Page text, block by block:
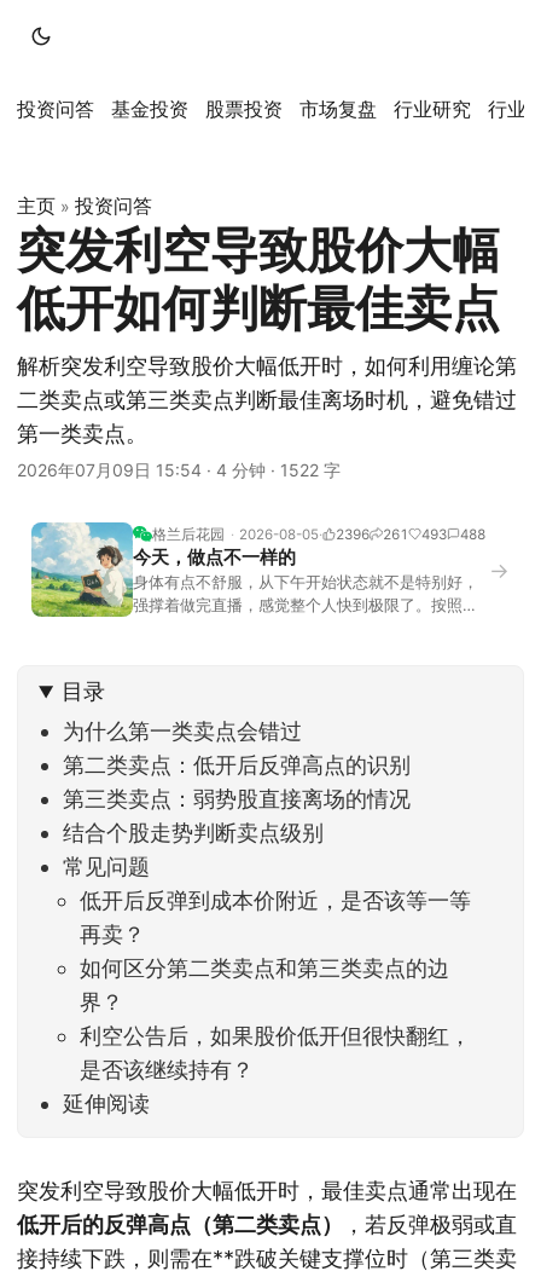
投资问答 基金投资 股票投资 市场复盘 行业研究 行业
主页 » 投资问答
突发利空导致股价大幅
低开如何判断最佳卖点
解析突发利空导致股价大幅低开时，如何利用缠论第
二类卖点或第三类卖点判断最佳离场时机，避免错过
第一类卖点。
2026年07月09日 15:54 · 4 分钟 · 1522 字
格兰后花园 2026-08-05 2396 261 493 488
今天，做点不一样的
身体有点不舒服，从下午开始状态就不是特别好，
强撑着做完直播，感觉整个人快到极限了。按照平
问的，可以给他点个赞。晚些时候，我会按点赞数
量挑选5个比较
→
目录
为什么第一类卖点会错过
第二类卖点：低开后反弹高点的识别
第三类卖点：弱势股直接离场的情况
结合个股走势判断卖点级别
常见问题
低开后反弹到成本价附近，是否该等一等
再卖？
如何区分第二类卖点和第三类卖点的边
界？
利空公告后，如果股价低开但很快翻红，
是否该继续持有？
延伸阅读
突发利空导致股价大幅低开时，最佳卖点通常出现在
低开后的反弹高点（第二类卖点）
，若反弹极弱或直
接持续下跌，则需在**跌破关键支撑位时（第三类卖